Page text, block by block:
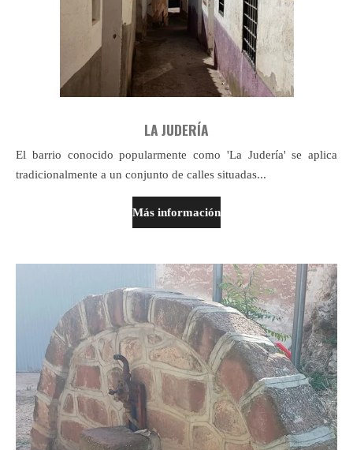
LA JUDERÍA
El barrio conocido popularmente como 'La Judería' se aplica
tradicionalmente a un conjunto de calles situadas...
Más información